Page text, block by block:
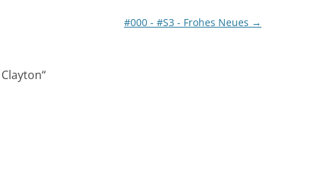
#000 - #S3 - Frohes Neues →
“